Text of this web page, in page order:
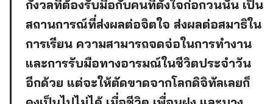
กังวลที่ต้องรับมือกับคนที่ตั้งใจก่อกวนนั้น เป็น
สถานการณ์ที่ส่งผลต่อจิตใจ ส่งผลต่อสมาธิใน
การเรียน ความสามารถจดจ่อในการทำงาน
และการรับมือทางอารมณ์ในชีวิตประจำวัน
อีกด้วย แต่จะให้ตัดขาดจากโลกดิจิทัลเลยก็